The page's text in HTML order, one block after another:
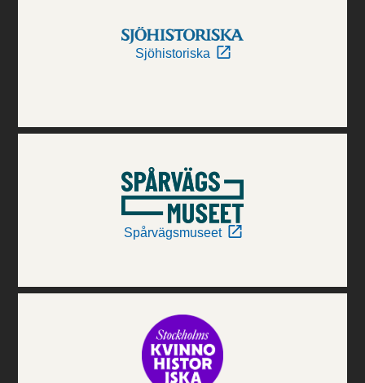
Sjöhistoriska
Spårvägsmuseet